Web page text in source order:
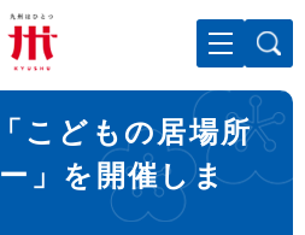
を飛ばして本文へ
こどもの居場所
」を開催しま